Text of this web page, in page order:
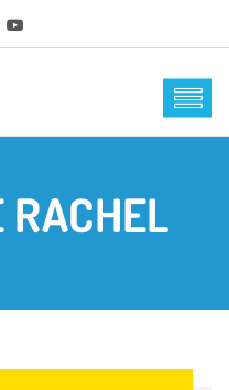
RACHEL